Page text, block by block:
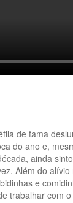
de fama
do ano e,
ainda
Além do
e
trabalhar com